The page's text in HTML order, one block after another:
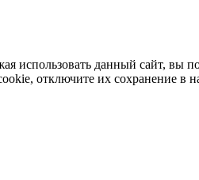
использовать данный сайт, вы
отключите их сохранение в